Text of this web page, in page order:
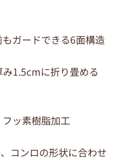
もガードできる6面構造
み1.5cmに折り畳める
フッ素樹脂加工
コンロの形状に合わせ